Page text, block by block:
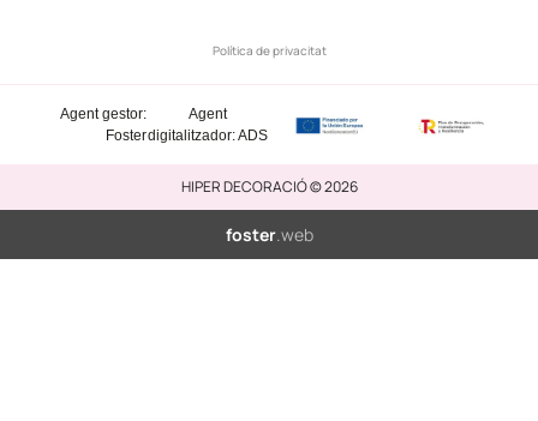
Política de privacitat
Agent
digitalitzador: ADS
Agent gestor:
Foster
HIPER DECORACIÓ © 2026
foster.web